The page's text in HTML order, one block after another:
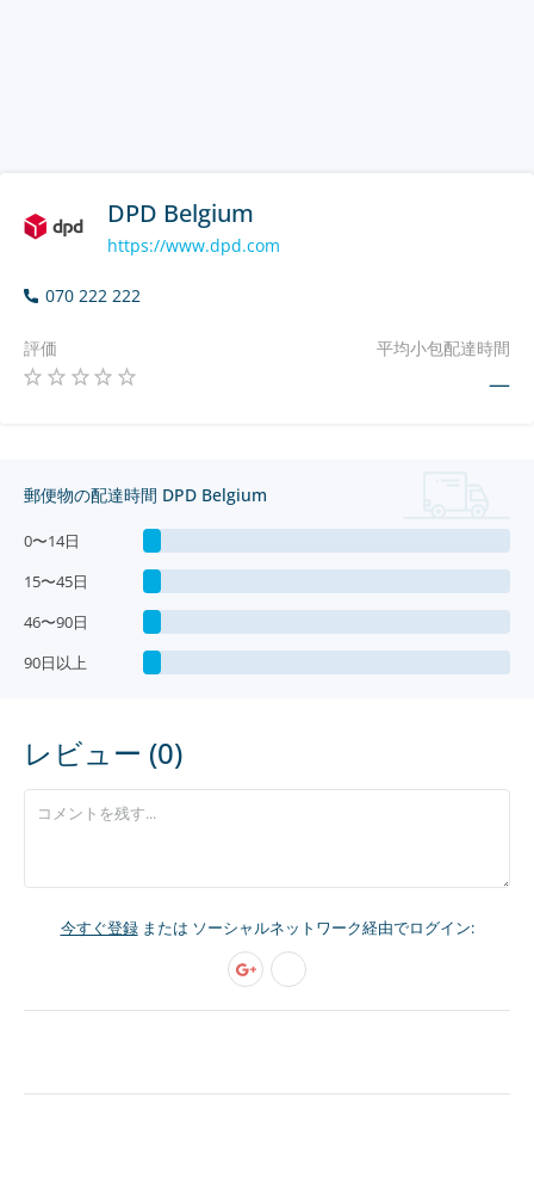
DPD Belgium
https://www.dpd.com
070 222 222
評価 平均小包配達時間
—
郵便物の配達時間 DPD Belgium
0〜14日
15〜45日
46〜90日
90日以上
レビュー (0)
今すぐ登録または ソーシャルネットワーク経由でログイン: